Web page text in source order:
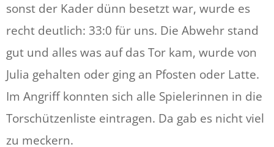
sonst der Kader dünn besetzt war, wurde es
recht deutlich: 33:0 für uns. Die Abwehr stand
gut und alles was auf das Tor kam, wurde von
Julia gehalten oder ging an Pfosten oder Latte.
Im Angriff konnten sich alle Spielerinnen in die
Torschützenliste eintragen. Da gab es nicht viel
zu meckern.